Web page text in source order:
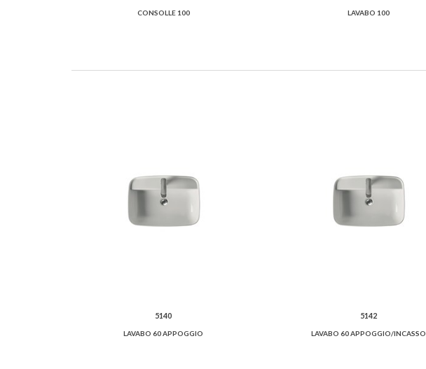
CONSOLLE 100 LAVABO 100
5140
LAVABO 60 APPOGGIO
5142
LAVABO 60 APPOGGIO/INCASSO